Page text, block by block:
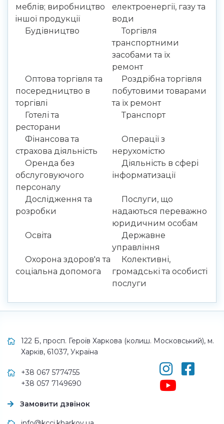
меблів; виробництво
iншої продукцiї
електроенергії, газу та
води
Будівництво
Торгівля
транспортними
засобами та їх
ремонт
Оптова торгівля та
посередництво в
торгівлі
Роздрібна торгівля
побутовими товарами
та їх ремонт
Готелі та
ресторани
Транспорт
Фінансова та
страхова діяльність
Операції з
нерухомістю
Оренда без
обслуговуючого
персоналу
Діяльність в сфері
інформатизації
Дослідження та
розробки
Послуги, що
надаються переважно
юридичним особам
Освіта
Державне
управління
Охорона здоров'я та
соціальна допомога
Колективні,
громадські та особисті
послуги
122 Б, просп. Героїв Харкова (колиш. Московський), м.
Харків, 61037, Україна
+38 067 5774755
+38 057 7149690
Замовити дзвінок